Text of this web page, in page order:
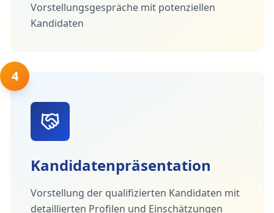
Vorstellungsgespräche mit potenziellen
Kandidaten
4
Kandidatenpräsentation
Vorstellung der qualifizierten Kandidaten mit
detaillierten Profilen und Einschätzungen